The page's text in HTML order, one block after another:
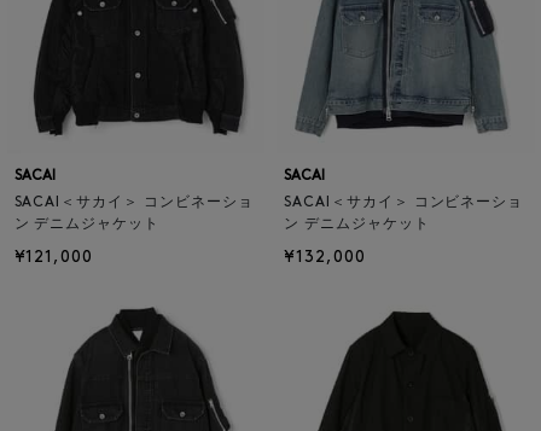
SACAI
SACAI＜サカイ＞ コンビネーショ
ン デニムジャケット
¥121,000
SACAI
SACAI＜サカイ＞ コンビネーショ
ン デニムジャケット
¥132,000